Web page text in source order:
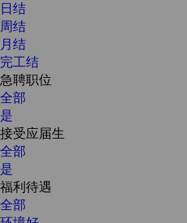
日结
周结
月结
完工结
急聘职位
全部
是
接受应届生
全部
是
福利待遇
全部